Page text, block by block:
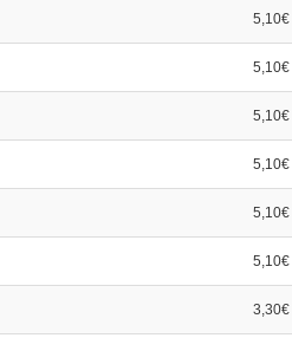
5,10€
5,10€
5,10€
5,10€
5,10€
5,10€
3,30€